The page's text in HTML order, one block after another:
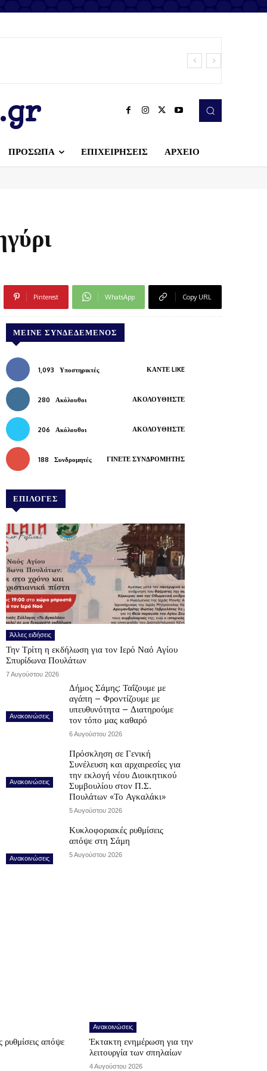
ΠΡΟΣΩΠΑ ΕΠΙΧΕΙΡΗΣΕΙΣ ΑΡΧΕΙΟ
Pinterest WhatsApp Copy URL
ΜΕΊΝΕ ΣΥΝΔΕΔΕΜΈΝΟΣ
1,093 Υποστηρικτές ΚΆΝΤΕ LIKE
280 Ακόλουθοι ΑΚΟΛΟΥΘΉΣΤΕ
206 Ακόλουθοι ΑΚΟΛΟΥΘΉΣΤΕ
188 Συνδρομητές ΓΊΝΕΤΕ ΣΥΝΔΡΟΜΗΤΉΣ
ΕΠΙΛΟΓΕΣ
Άλλες ειδήσεις
Την Τρίτη η εκδήλωση για τον Ιερό Ναό Αγίου
Σπυρίδωνα Πουλάτων
7 Αυγούστου 2026
Ανακοινώσεις
Δήμος Σάμης: Ταΐζουμε με
αγάπη – Φροντίζουμε με
υπευθυνότητα – Διατηρούμε
τον τόπο μας καθαρό
6 Αυγούστου 2026
Ανακοινώσεις
Πρόσκληση σε Γενική
Συνέλευση και αρχαιρεσίες για
την εκλογή νέου Διοικητικού
Συμβουλίου στον Π.Σ.
Πουλάτων «Το Αγκαλάκι»
5 Αυγούστου 2026
Ανακοινώσεις
Κυκλοφοριακές ρυθμίσεις
απόψε στη Σάμη
5 Αυγούστου 2026
απόψε
Ανακοινώσεις
Έκτακτη ενημέρωση για την
λειτουργία των σπηλαίων
4 Αυγούστου 2026